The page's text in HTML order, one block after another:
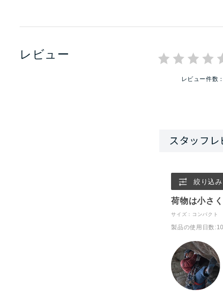
レビュー
レビュー件数
絞り込み
荷物は小さ
サイズ：コンパクト
製品の使用日数